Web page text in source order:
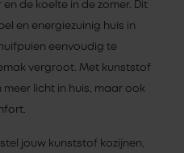
de koelte in de zomer. Dit
en energiezuinig huis in
eenvoudig te
vergroot. Met kunststof
licht in huis, maar ook
jouw kunststof kozijnen,